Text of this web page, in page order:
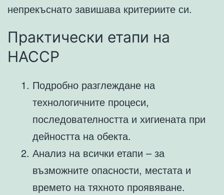
непрекъснато завишава критериите си.
Практически етапи на
HACCP
Подробно разглеждане на
технологичните процеси,
последователността и хигиената при
дейността на обекта.
Анализ на всички етапи – за
възможните опасности, местата и
времето на тяхното проявяване.